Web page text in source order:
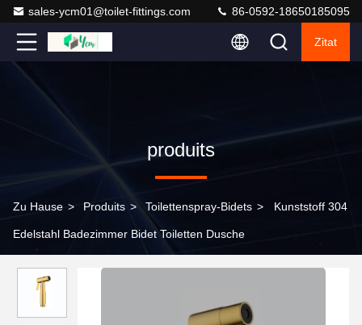
sales-ycm01@toilet-fittings.com 86-0592-18650185095
Zitat
produits
Zu Hause > Produits > Toilettenspray-Bidets > Kunststoff 304
Edelstahl Badezimmer Bidet Toiletten Dusche